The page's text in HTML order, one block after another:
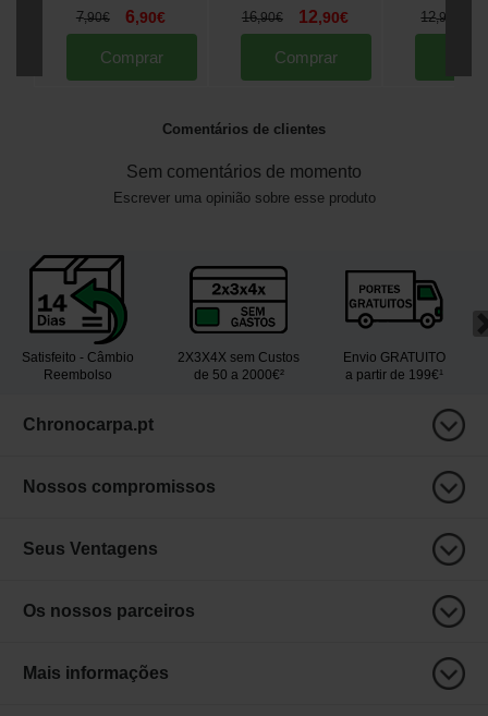
7,90€ 6,90€
Comprar
16,90€ 12,90€
Comprar
12,90
Comentários de clientes
Sem comentários de momento
Escrever uma opinião sobre esse produto
Satisfeito - Câmbio
Reembolso
2X3X4X sem Custos
de 50 a 2000€²
Envio GRATUITO
a partir de 199€¹
Chronocarpa.pt
Nossos compromissos
Seus Ventagens
Os nossos parceiros
Mais informações